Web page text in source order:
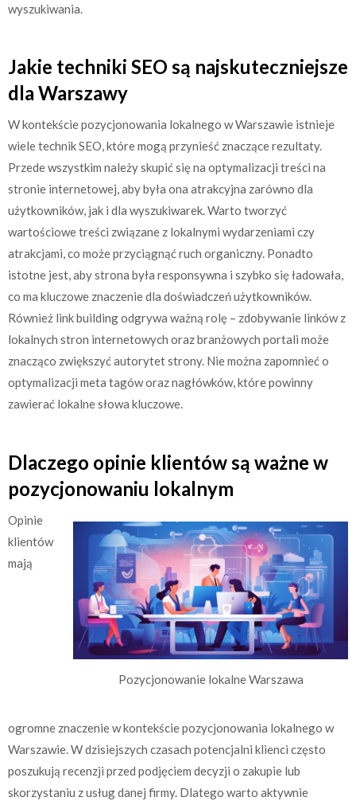
wyszukiwania.
Jakie techniki SEO są najskuteczniejsze
dla Warszawy
W kontekście pozycjonowania lokalnego w Warszawie istnieje
wiele technik SEO, które mogą przynieść znaczące rezultaty.
Przede wszystkim należy skupić się na optymalizacji treści na
stronie internetowej, aby była ona atrakcyjna zarówno dla
użytkowników, jak i dla wyszukiwarek. Warto tworzyć
wartościowe treści związane z lokalnymi wydarzeniami czy
atrakcjami, co może przyciągnąć ruch organiczny. Ponadto
istotne jest, aby strona była responsywna i szybko się ładowała,
co ma kluczowe znaczenie dla doświadczeń użytkowników.
Również link building odgrywa ważną rolę – zdobywanie linków z
lokalnych stron internetowych oraz branżowych portali może
znacząco zwiększyć autorytet strony. Nie można zapomnieć o
optymalizacji meta tagów oraz nagłówków, które powinny
zawierać lokalne słowa kluczowe.
Dlaczego opinie klientów są ważne w
pozycjonowaniu lokalnym
Pozycjonowanie lokalne Warszawa
Opinie
klientów
mają
ogromne znaczenie w kontekście pozycjonowania lokalnego w
Warszawie. W dzisiejszych czasach potencjalni klienci często
poszukują recenzji przed podjęciem decyzji o zakupie lub
skorzystaniu z usług danej firmy. Dlatego warto aktywnie